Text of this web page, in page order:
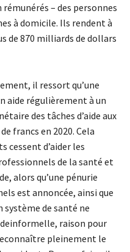
– des personnes
à domicile. Ils rendent à
de 870 milliards de dollars
il ressort qu’une
aide régulièrement à un
des tâches d’aide aux
francs en 2020. Cela
cessent d’aider les
de la santé et
alors qu’une pénurie
est annoncée, ainsi que
système de santé ne
raison pour
pleinement le